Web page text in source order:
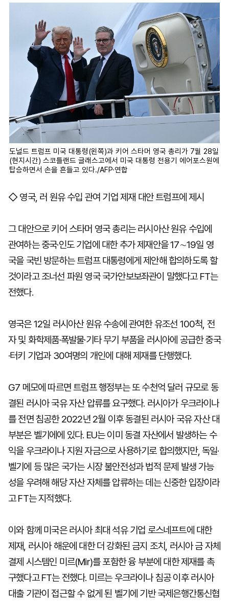
도널드 트럼프 미국 대통령(왼쪽)과 키어 스타머 영국 총리가 7월 28일
(현지시간) 스코틀랜드 글래스고에서 미국 대통령 전용기 에어포스원에
탑승하면서 손을 흔들고 있다./AFP·연합
◇ 영국, 러 원유 수입 관여 기업 제재 대안 트럼프에 제시
그 대안으로 키어 스타머 영국 총리는 러시아산 원유 수입에
관여하는 중국·인도 기업에 대한 추가 제재안을 17∼19일 영
국을 국빈 방문하는 트럼프 대통령에게 제안해 합의하도록 할
것이라고 조너선 파원 영국 국가안보보좌관이 말했다고 FT는
전했다.
영국은 12일 러시아산 원유 수송에 관여한 유조선 100척, 전
자 및 화학제품·폭발물·기타 무기 부품을 러시아에 공급한 중국
·터키 기업과 30여명의 개인에 대해 제재를 단행했다.
G7 메모에 따르면 트럼프 행정부는 또 수천억 달러 규모로 동
결된 러시아 국유 자산 압류를 요구했다. 러시아가 우크라이나
를 전면 침공한 2022년 2월 이후 동결된 러시아 국유 자산 대
부분은 벨기에에 있다. EU는 이미 동결 자산에서 발생하는 수
익을 우크라이나 지원 자금으로 사용하기로 합의했지만, 독일·
벨기에 등 많은 국가는 시장 불안전성과 법적 문제 발생 가능
성을 우려해 해당 자산 자체를 압류하는 데는 신중한 입장이라
고 FT는 지적했다.
이와 함께 미국은 러시아 최대 석유 기업 로스네프트에 대한
제재, 러시아 해운에 대한 더 강화된 금지 조치, 러시아 금 자체
결제 시스템인 미르(Mir)를 포함한 융 부분에 대한 제재를 촉
구했다고 FT는 전했다. 미르는 우크라이나 침공 이후 러시아
대출 기관이 접근할 수 없게 된 벨기에 기반 국제은행간통신협